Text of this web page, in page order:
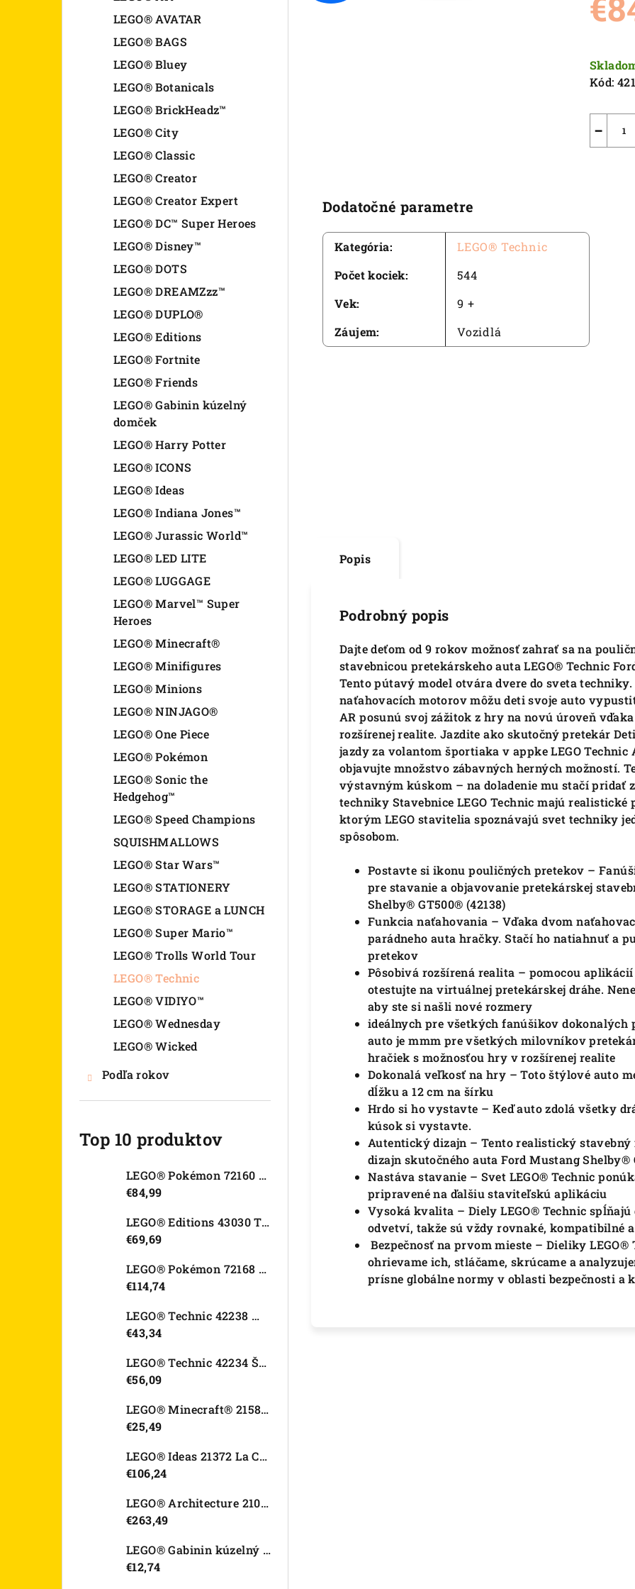
LEGO® AVATAR
LEGO® BAGS
LEGO® Bluey
LEGO® Botanicals
LEGO® BrickHeadz™
LEGO® City
LEGO® Classic
LEGO® Creator
LEGO® Creator Expert
LEGO® DC™ Super Heroes
LEGO® Disney™
LEGO® DOTS
LEGO® DREAMZzz™
LEGO® DUPLO®
LEGO® Editions
LEGO® Fortnite
LEGO® Friends
LEGO® Gabinin kúzelný
domček
LEGO® Harry Potter
LEGO® ICONS
LEGO® Ideas
LEGO® Indiana Jones™
LEGO® Jurassic World™
LEGO® LED LITE
LEGO® LUGGAGE
LEGO® Marvel™ Super
Heroes
LEGO® Minecraft®
LEGO® Minifigures
LEGO® Minions
LEGO® NINJAGO®
LEGO® One Piece
LEGO® Pokémon
LEGO® Sonic the
Hedgehog™
LEGO® Speed Champions
SQUISHMALLOWS
LEGO® Star Wars™
LEGO® STATIONERY
LEGO® STORAGE a LUNCH
LEGO® Super Mario™
LEGO® Trolls World Tour
LEGO® Technic
LEGO® VIDIYO™
LEGO® Wednesday
LEGO® Wicked
Podľa rokov
Top 10 produktov
LEGO® Pokémon 72160 Arcanine
€84,99
LEGO® Editions 43030 Tajná skrýša Olivie Rodrigo
€69,69
LEGO® Pokémon 72168 Rayquaza
€114,74
LEGO® Technic 42238 Motorka Ducati Desmo450 MX Factory
€43,34
LEGO® Technic 42234 Športové auto Dodge Viper GTS-R
€56,09
LEGO® Minecraft® 21582 Kurací džokej
€25,49
LEGO® Ideas 21372 La Catrina
€106,24
LEGO® Architecture 21067 Tower Bridge
€263,49
LEGO® Gabinin kúzelný domček 11212 Záhradný domček Víly mačičky
€12,74
z
cena:
Kód:
−
Dodatočné parametre
Kategória:
LEGO® Technic
Počet kociek:
544
Vek:
9 +
Záujem: Vozidlá
Popis
Podrobný popis
Dajte deťom od 9 rokov možnosť zahrať sa na
stavebnicou pretekárskeho auta LEGO® Technic
Tento pútavý model otvára dvere do sveta
naťahovacích motorov môžu deti svoje auto
AR posunú svoj zážitok z hry na novú úroveň
rozšírenej realite. Jazdite ako skutočný pretekár
jazdy za volantom športiaka v appke LEGO
objavujte množstvo zábavných herných možností.
výstavným kúskom – na doladenie mu stačí pridať
techniky Stavebnice LEGO Technic majú realistické
ktorým LEGO stavitelia spoznávajú svet techniky
spôsobom.
Postavte si ikonu pouličných pretekov –
pre stavanie a objavovanie pretekárskej
Shelby® GT500® (42138)
Funkcia naťahovania – Vďaka dvom
parádneho auta hračky.Stačí ho natiahnuť a
pretekov
Pôsobivá rozšírená realita – pomocou aplikácií
otestujte na virtuálnej pretekárskej dráhe.
aby ste si našli nové rozmery
ideálnych pre všetkých fanúšikov dokonalých
auto je mmm pre všetkých milovníkov
hračiek s možnosťou hry v rozšírenej realite
Dokonalá veľkosť na hry – Toto štýlové auto
dĺžku a 12 cm na šírku
Hrdo si ho vystavte – Keď auto zdolá všetky
kúsok si vystavte.
Autentický dizajn – Tento realistický stavebný
dizajn skutočného auta Ford Mustang Shelby®
Nastáva stavanie – Svet LEGO® Technic
pripravené na ďalšiu staviteľskú aplikáciu
Vysoká kvalita – Diely LEGO® Technic
odvetví, takže sú vždy rovnaké, kompatibilné
Bezpečnosť na prvom mieste – Dieliky LEGO®
ohrievame ich, stláčame, skrúcame a
prísne globálne normy v oblasti bezpečnosti a